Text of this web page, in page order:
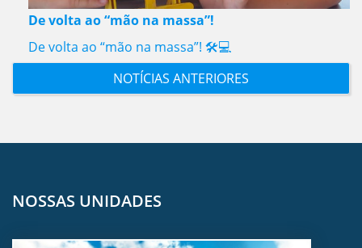
De volta ao “mão na massa”!
De volta ao “mão na massa”! 🛠️💻
NOTÍCIAS ANTERIORES
NOSSAS UNIDADES